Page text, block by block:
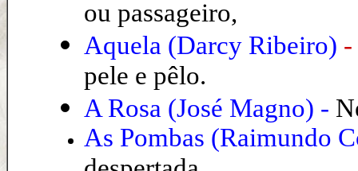
ou passageiro,
Aquela (Darcy Ribeiro) -
pele e pêlo.
A Rosa (José Magno) -
As Pombas (Raimundo